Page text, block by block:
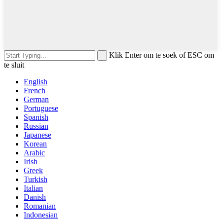
Klik Enter om te soek of ESC om
te sluit
English
French
German
Portuguese
Spanish
Russian
Japanese
Korean
Arabic
Irish
Greek
Turkish
Italian
Danish
Romanian
Indonesian